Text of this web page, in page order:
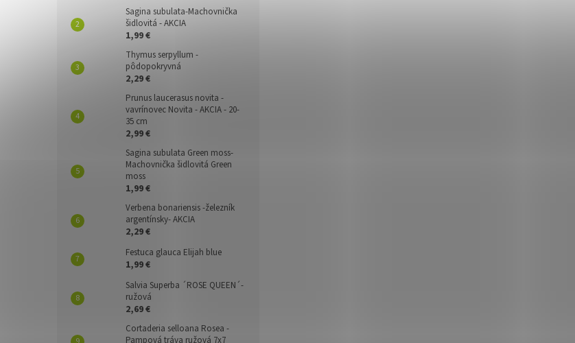
Sagina subulata-Machovnička
šidlovitá - AKCIA
1,99 €
Thymus serpyllum -
pôdopokryvná
2,29 €
Prunus laucerasus novita -
vavrínovec Novita - AKCIA - 20-
35 cm
2,99 €
Sagina subulata Green moss-
Machovnička šidlovitá Green
moss
1,99 €
Verbena bonariensis -železník
argentínsky- AKCIA
2,29 €
Festuca glauca Elijah blue
1,99 €
Salvia Superba ´ROSE QUEEN´-
ružová
2,69 €
Cortaderia selloana Rosea -
Pampová tráva ružová 7x7